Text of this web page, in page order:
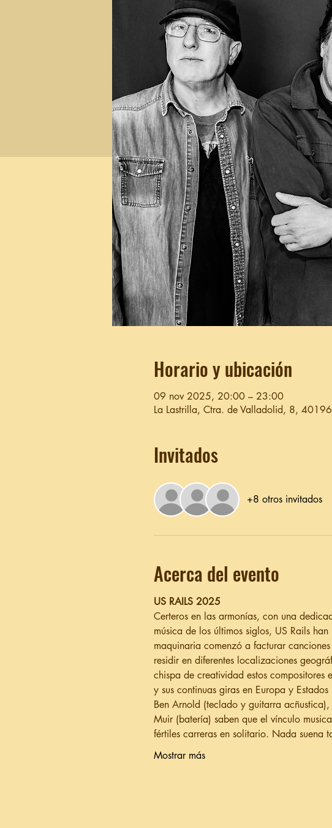
Horario y ubicación
09 nov 2025, 20:00 – 23:00
La Lastrilla, Ctra. de Valladolid, 8,
Invitados
+8 otros invitados
Acerca del evento
US RAILS 2025
Certeros en las armonías, con una
música de los últimos siglos, US Rails
maquinaria comenzó a facturar
residir en diferentes localizaciones
chispa de creatividad estos
y sus continuas giras en Europa y Estados
Ben Arnold (teclado y guitarra
Muir (batería) saben que el vínculo
fértiles carreras en solitario. Nada suena
Mostrar más